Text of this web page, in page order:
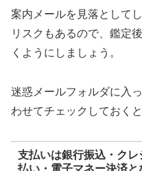
案内メールを見落として
リスクもあるので、鑑定
くようにしましょう。
迷惑メールフォルダに入
わせてチェックしておくと
支払いは銀行振込・ク